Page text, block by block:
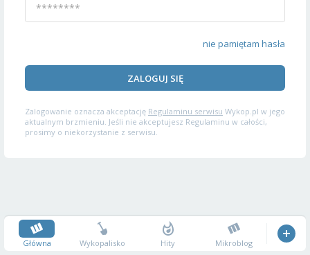
nie pamiętam hasła
ZALOGUJ SIĘ
Zalogowanie oznacza akceptację Regulaminu serwisu Wykop.pl w jego
aktualnym brzmieniu. Jeśli nie akceptujesz Regulaminu w całości,
prosimy o niekorzystanie z serwisu.
Główna Wykopalisko Hity Mikroblog